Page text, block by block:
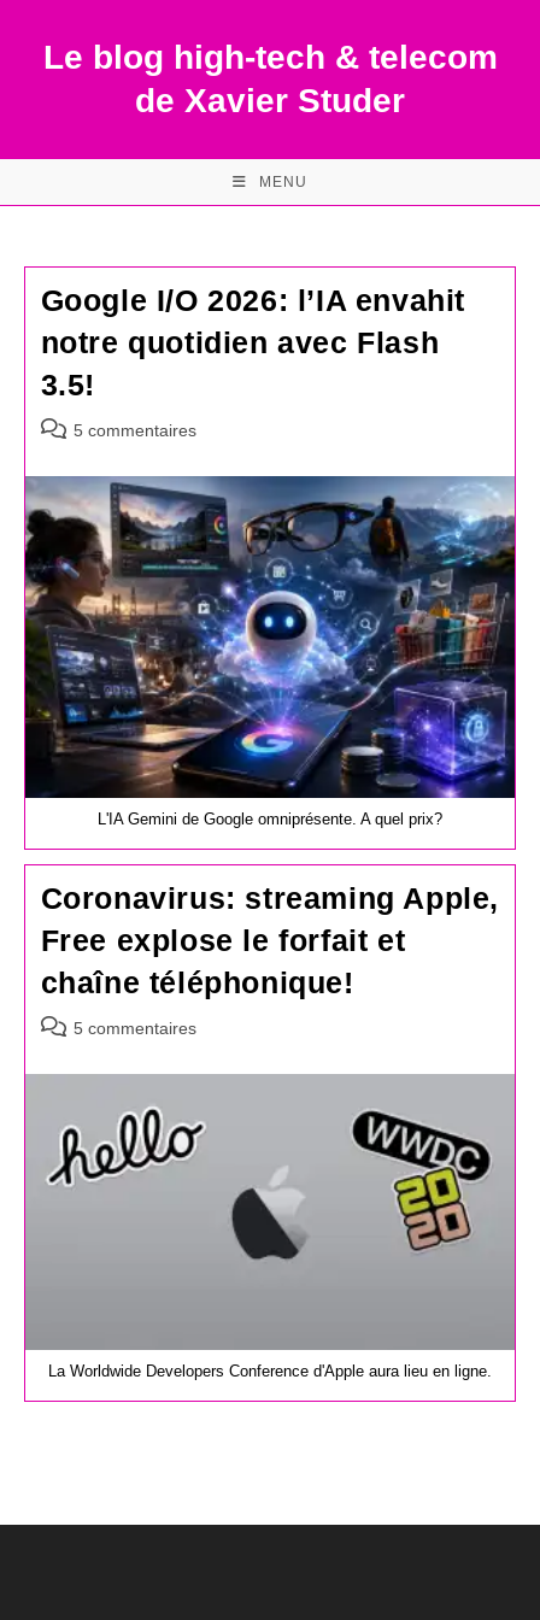
contentLe blog high-tech & telecom
de Xavier Studer
MENU
Google I/O 2026: l’IA envahit
notre quotidien avec Flash
3.5!
Commentaires
la
publication :
5 commentaires
L'IA Gemini de Google omniprésente. A quel prix?
Coronavirus: streaming Apple,
Free explose le forfait et
chaîne téléphonique!
Commentaires
la
5 commentaires
La Worldwide Developers Conference d'Apple aura lieu en ligne.